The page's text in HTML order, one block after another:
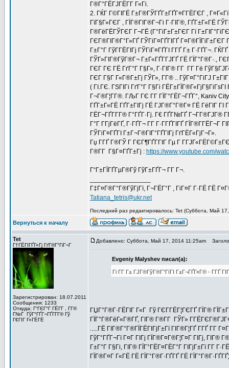
Г®Г°ГЁГЈГЁГ­Г Г«Гі.
2. ГЌГ Г©ГІГЁ Г±Г®ГЎГҐГ±ГҐГ¤Г­ГЁГЄГ ,
ГїГ§Г»ГЄГ , ГЇГ®ГІГ®Г¬Гі Г·ГІГ®, ГҐГ±Г«ГЁ
Г®ГёГЁГЎГЄГ Г¬ГЁ (Г°ГіГ±Г±ГЄГ Гї
ГЄГ®ГІГ®Г°Г»ГҐ ГЎГіГ¤ГҐГІГҐ
Г±Г°Г ГўГ­ГЁГІГј ГЎГіГ¤ГҐГІ Г­ГҐ Г± Г·ГҐГ¬.
ГЎГ»ГІГ®ГўГ®Г¬ Г±Г«ГҐГ­ГЈГҐ ГЁ ГЇГ°Г®Г·.,
ГЄГ ГЄ ГЁ ГґГ°Г Г§Г», Г·ГІГ® Г­Г Г­Г Гё
ГЄГ Г§Г Г«Г®Г±Гј ГЎГ», Г­Г® .. ГўГ¤Г°ГіГЈ
( ГІ.ГЄ. ГЅГІГі ГґГ°Г Г§Гі
Г¬Г®Г¦Г­Г®. ГЉГ ГЄ Г­Г ГЇГ°ГЁГ¬ГҐГ°, Kaniv City -
ГҐГ±Г«ГЁ ГҐГ±ГІГј ГЁ ГЈГ®Г°Г®Г¤ ГЁ ГёГІГ
ГЁГ¬ГҐГ­Г­Г® Г°ГҐГ·Гј. Г€ ГҐГ№ГҐ Г¬Г­Г®ГЈГ®
Г°Г Г­ГјГёГҐ, Г·ГҐГ¬ Г­Г Г·Г­ГҐГІГҐ ГЇГ®Г­ГЁГ¬Г
ГЎГіГ¤ГҐГІ Г±Г¬Г®ГІГ°ГҐГІГј ГґГЁГ«ГјГ¬Г».
Гџ Г­ГҐ Г®ГЎ Г ГЄГ¶ГҐГ­ГІГ Гµ Г
Г®Г­Г Г§Г¤ГҐГ±Гј : https://www.youtube.com/
Г“Г±ГЇГҐГµГ®Гў ГўГ±ГҐГ¬ Г­Г Г¬.
Г‡Г¤Г®Г°Г®ГўГјГї, Г¬ГЁГ°Г , ГіГ¤Г Г·ГЁ ГЁ
Tatiana_tetris@ukr.net
Последний раз редактировалось: Tet (Суббота, Май
Вернуться к началу
Tet
Г†ГЁГІГҐГ«Гј ГґГ®Г°ГіГ¬Г
Зарегистрирован: 18.07.2011
Сообщения: 1233
Откуда: Г“ГЄГ°Г ГЁГ­Г , Г­Г®
Г№Г ГўГ°ГҐГ¬ГҐГ­Г­Г® Гў
Г€ГІГ Г«ГЁГЁ
Добавлено: Суббота, Май 17, 2014 11:25am
Evgeniy Malyshev писал(а):
Гі Г­Г Г± ГЈГ®ГўГ®Г°ГїГІ Г±Г¬ГҐГ«Г® - Г­ГҐ
ГЏГ°Г®Г·ГЁГІГ Г«Г Гў ГЄГ­ГЁГ¦ГЄГҐ ГЇГ®
ГЇГ°Г®ГёГ«Г®ГҐ, ГІГ® Г®Г­Г ГЎГ»
.....ГЁ ГІГ®Г°Г®ГЇГЁГІГјГ±Гї ГІГ®Г¦ГҐ Г­ГҐ
ГўГ°ГҐГ¬Гї Г¤Г ГІГј ГЇГ®Г¤Г®Г¦Г¤Г ГІГј,
Г±Г°Г Г§Гі, ГІГ® ГЇГ°ГЁГ¤ГЁГ°Г ГІГјГ±Гї Г­Г
ГЇГ®Г¤Г Г«ГЁ ГЁ ГЇГ°Г®Г·ГҐГҐ ГЁ